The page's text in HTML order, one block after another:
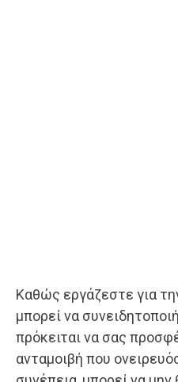
Καθώς εργάζεστε για
μπορεί να
πρόκειται να σας
ανταμοιβή που